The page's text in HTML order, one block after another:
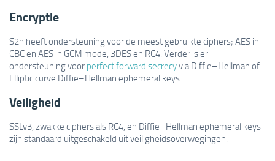
Encryptie
S2n heeft ondersteuning voor de meest gebruikte ciphers; AES in
CBC en AES in GCM mode, 3DES en RC4. Verder is er
ondersteuning voor perfect forward secrecyvia Diffie–Hellman of
Elliptic curve Diffie–Hellman ephemeral keys.
Veiligheid
SSLv3, zwakke ciphers als RC4, en Diffie–Hellman ephemeral keys
zijn standaard uitgeschakeld uit veiligheidsoverwegingen.